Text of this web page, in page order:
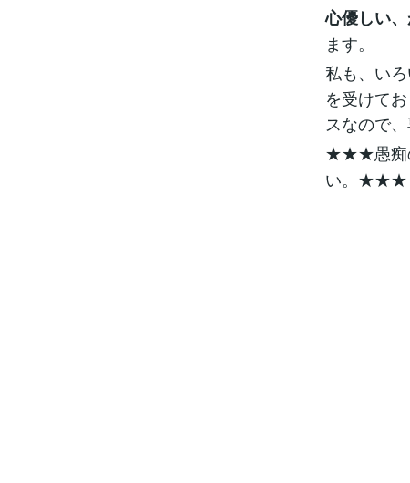
心優しい
ます。
私も、い
を受けて
スなので
★★★愚痴
い。★★★